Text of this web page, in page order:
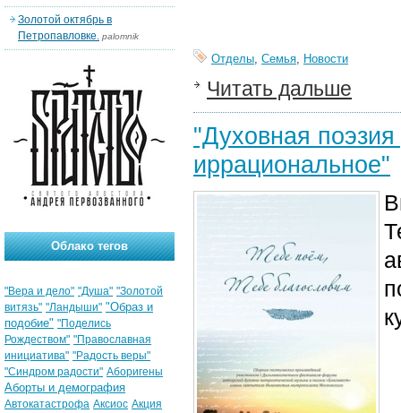
Отделы, Семья, Новости
Читать дальше
"Духовная
иррациональное"
Золотой октябрь в
Петропавловке. palomnik
Облако тегов
"Вера и дело" "Душа" "Золотой
витязь" "Ландыши" "Образ и
подобие" "Поделись
Рождеством" "Православная
инициатива" "Радость веры"
"Синдром радости" Аборигены
Аборты и демография
Автокатастрофа Аксиос Акция